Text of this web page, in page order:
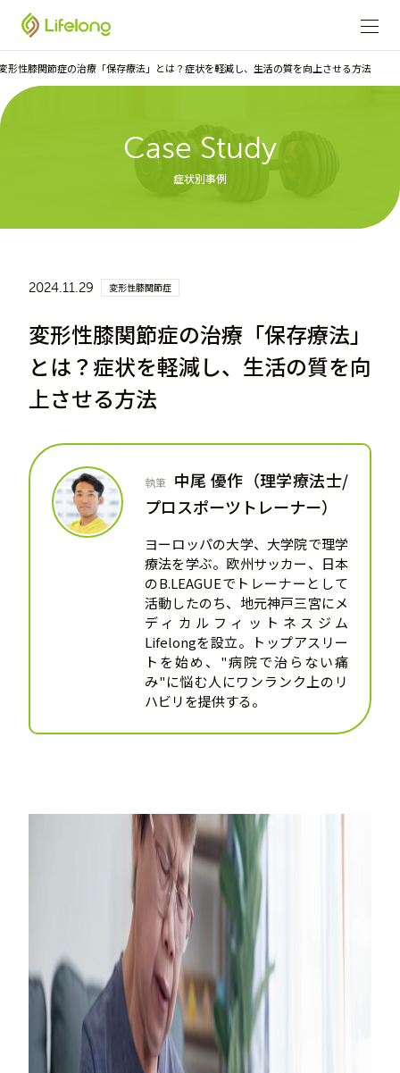
形性膝関節症の治療「保存療法」とは？症状を軽減し、生活の質を向上させる方法
Case Study
症状別事例
2024.11.29 変形性膝関節症
変形性膝関節症の治療「保存療法」
とは？症状を軽減し、生活の質を向
上させる方法
執筆
中尾 優作（理学療法士/
プロスポーツトレーナー）
ヨーロッパの大学、大学院で理学
療法を学ぶ。欧州サッカー、日本
のB.LEAGUEでトレーナーとして
活動したのち、地元神戸三宮にメ
ディカルフィットネスジム
Lifelongを設立。トップアスリー
トを始め、"病院で治らない痛
み"に悩む人にワンランク上のリ
ハビリを提供する。